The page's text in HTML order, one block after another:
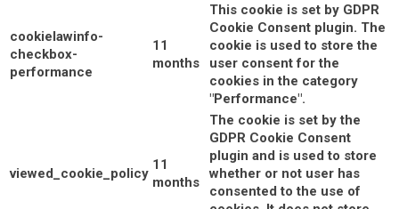
cookielawinfo-
checkbox-
performance
11
months
This cookie is set by GDPR
Cookie Consent plugin. The
cookie is used to store the
user consent for the
cookies in the category
"Performance".
viewed_cookie_policy
11
months
The cookie is set by the
GDPR Cookie Consent
plugin and is used to store
whether or not user has
consented to the use of